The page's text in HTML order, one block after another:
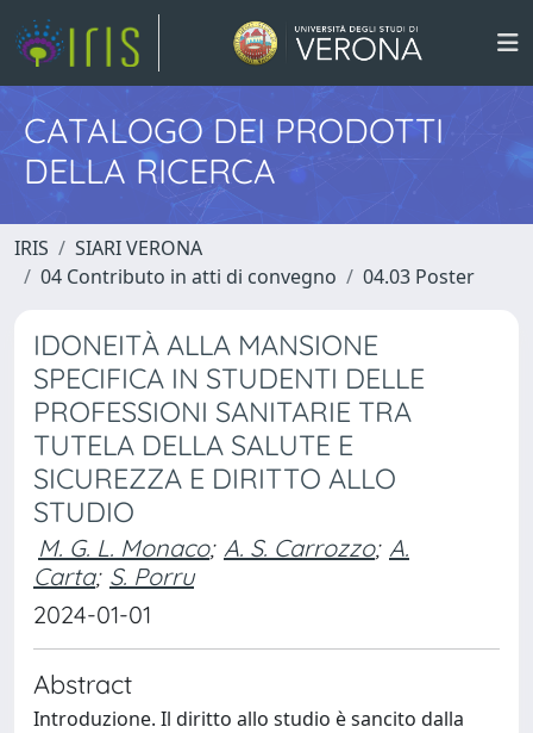
CATALOGO DEI PRODOTTI
DELLA RICERCA
IRIS
SIARI VERONA
04 Contributo in atti di convegno
04.03 Poster
IDONEITÀ ALLA MANSIONE
SPECIFICA IN STUDENTI DELLE
PROFESSIONI SANITARIE TRA
TUTELA DELLA SALUTE E
SICUREZZA E DIRITTO ALLO
STUDIO
M. G. L. Monaco; A. S. Carrozzo; A.
Carta; S. Porru
2024-01-01
Abstract
Introduzione. Il diritto allo studio è sancito dalla